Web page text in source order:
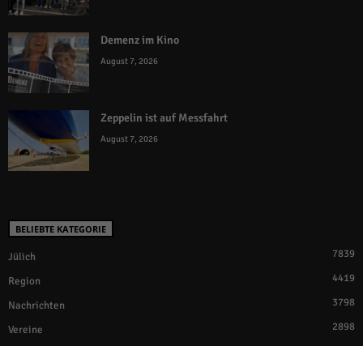
Demenz im Kino
August 7, 2026
Zeppelin ist auf Messfahrt
August 7, 2026
BELIEBTE KATEGORIE
Jülich 7839
Region 4419
Nachrichten 3798
Vereine
2898